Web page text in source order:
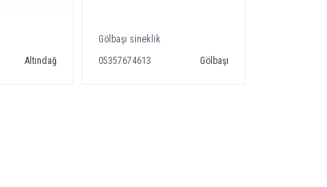
Altındağ
Gölbaşı sineklik
05357674613
Gölbaşı